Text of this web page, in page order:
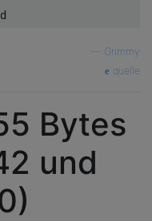
Grimmy
quelle
Bytes
und